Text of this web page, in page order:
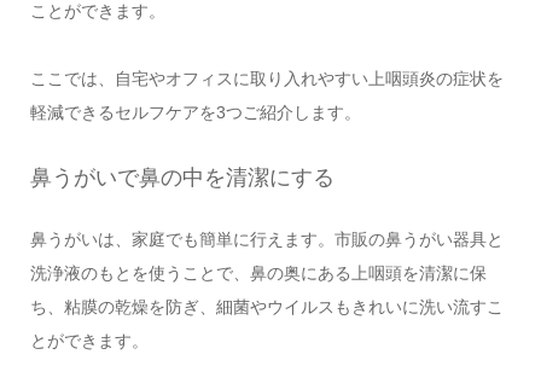
ことができます。
ここでは、自宅やオフィスに取り入れやすい上咽頭炎の症状を
軽減できるセルフケアを3つご紹介します。
鼻うがいで鼻の中を清潔にする
鼻うがいは、家庭でも簡単に行えます。市販の鼻うがい器具と
洗浄液のもとを使うことで、鼻の奥にある上咽頭を清潔に保
ち、粘膜の乾燥を防ぎ、細菌やウイルスもきれいに洗い流すこ
とができます。